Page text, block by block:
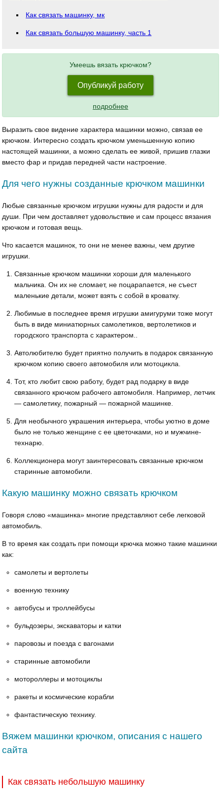
Как связать машинку, мк
Как связать большую машинку, часть 1
Умеешь вязать крючком?
Опубликуй работу
подробнее
Выразить свое видение характера машинки можно, связав ее
крючком. Интересно создать крючком уменьшенную копию
настоящей машинки, а можно сделать ее живой, пришив глазки
вместо фар и придав передней части настроение.
Для чего нужны созданные крючком машинки
Любые связанные крючком игрушки нужны для радости и для
души. При чем доставляет удовольствие и сам процесс вязания
крючком и готовая вещь.
Что касается машинок, то они не менее важны, чем другие
игрушки.
Связанные крючком машинки хороши для маленького
мальчика. Он их не сломает, не поцарапается, не съест
маленькие детали, может взять с собой в кроватку.
Любимые в последнее время игрушки амигуруми тоже могут
быть в виде миниатюрных самолетиков, вертолетиков и
городского транспорта с характером..
Автолюбителю будет приятно получить в подарок связанную
крючком копию своего автомобиля или мотоцикла.
Тот, кто любит свою работу, будет рад подарку в виде
связанного крючком рабочего автомобиля. Например, летчик
— самолетику, пожарный — пожарной машинке.
Для необычного украшения интерьера, чтобы уютно в доме
было не только женщине с ее цветочками, но и мужчине-
технарю.
Коллекционера могут заинтересовать связанные крючком
старинные автомобили.
Какую машинку можно связать крючком
Говоря слово «машинка» многие представляют себе легковой
автомобиль.
В то время как создать при помощи крючка можно такие машинки
как:
самолеты и вертолеты
военную технику
автобусы и троллейбусы
бульдозеры, экскаваторы и катки
паровозы и поезда с вагонами
старинные автомобили
мотороллеры и мотоциклы
ракеты и космические корабли
фантастическую технику.
Вяжем машинки крючком, описания с нашего
сайта
Как связать небольшую машинку